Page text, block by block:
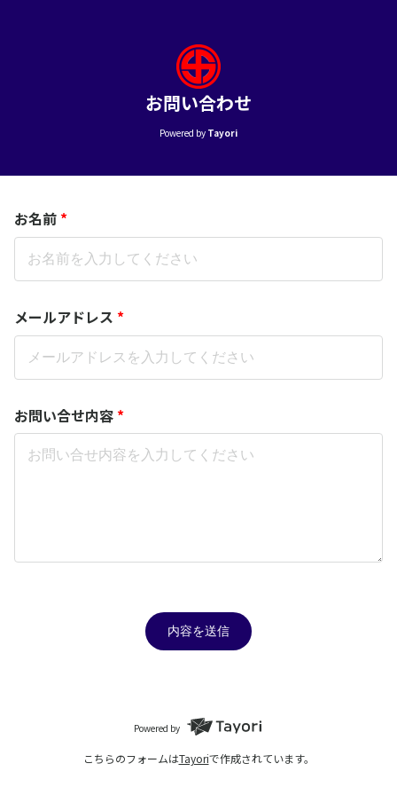
お問い合わせ
Powered by Tayori
お名前 *
メールアドレス *
お問い合せ内容 *
内容を送信
Powered by
こちらのフォームはTayoriで作成されています。